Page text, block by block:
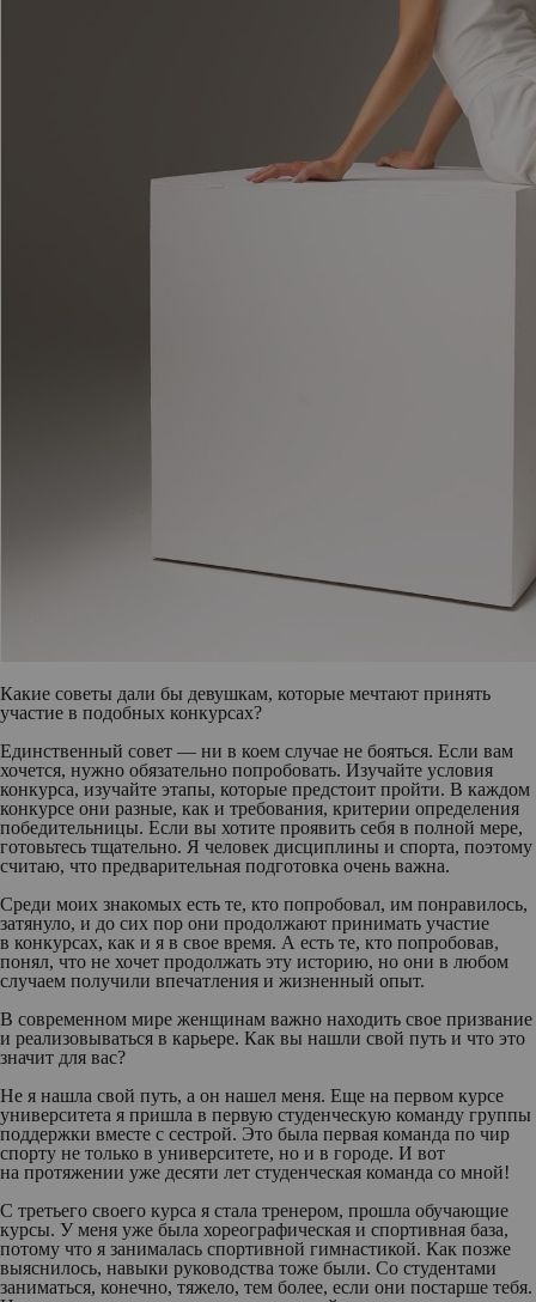
Какие советы дали бы девушкам, которые мечтают принять
участие в подобных конкурсах?
Единственный совет — ни в коем случае не бояться. Если вам
хочется, нужно обязательно попробовать. Изучайте условия
конкурса, изучайте этапы, которые предстоит пройти. В каждом
конкурсе они разные, как и требования, критерии определения
победительницы. Если вы хотите проявить себя в полной мере,
готовьтесь тщательно. Я человек дисциплины и спорта, поэтому
считаю, что предварительная подготовка очень важна.
Среди моих знакомых есть те, кто попробовал, им понравилось,
затянуло, и до сих пор они продолжают принимать участие
в конкурсах, как и я в свое время. А есть те, кто попробовав,
понял, что не хочет продолжать эту историю, но они в любом
случаем получили впечатления и жизненный опыт.
В современном мире женщинам важно находить свое призвание
и реализовываться в карьере. Как вы нашли свой путь и что это
значит для вас?
Не я нашла свой путь, а он нашел меня. Еще на первом курсе
университета я пришла в первую студенческую команду группы
поддержки вместе с сестрой. Это была первая команда по чир
спорту не только в университете, но и в городе. И вот
на протяжении уже десяти лет студенческая команда со мной!
С третьего своего курса я стала тренером, прошла обучающие
курсы. У меня уже была хореографическая и спортивная база,
потому что я занималась спортивной гимнастикой. Как позже
выяснилось, навыки руководства тоже были. Со студентами
заниматься, конечно, тяжело, тем более, если они постарше тебя.